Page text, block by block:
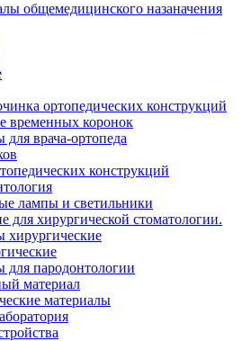
общемедицинского назаначения
ортопедических конструкций
временных коронок
врача-ортопеда
конструкций
лампы и светильники
для хирургической стоматологии.
хирургические
для пародонтологии
материал
материалы